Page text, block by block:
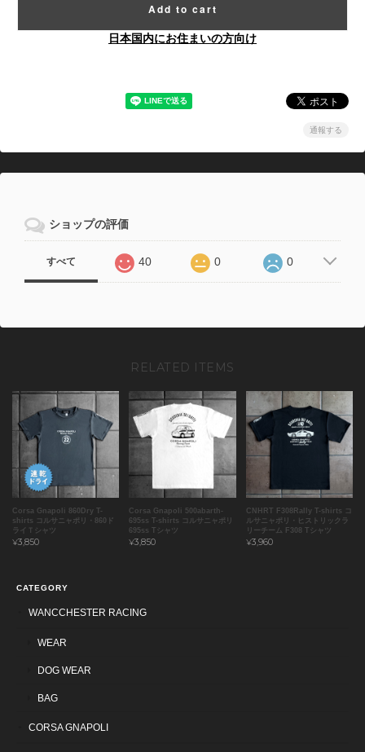
Add to cart
日本国内にお住まいの方向け
通報する
ショップの評価
すべて 40 0 0
RELATED ITEMS
Corsa Gnapoli 860Dry T-
shirts コルサニャポリ・860ド
ライＴシャツ
¥3,850
Corsa Gnapoli 500abarth-
695ss T-shirts コルサニャポリ
695ss Tシャツ
¥3,850
CNHRT F308Rally T-shirts コ
ルサニャポリ・ヒストリックラ
リーチーム F308 Tシャツ
¥3,960
CATEGORY
WANCCHESTER RACING
WEAR
DOG WEAR
BAG
CORSA GNAPOLI